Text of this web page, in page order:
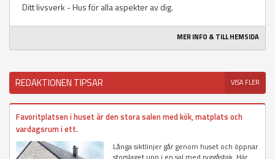
Ditt livsverk - Hus för alla aspekter av dig.
MER INFO & TILL HEMSIDA
REDAKTIONEN TIPSAR VISA FLER
Favoritplatsen i huset är den stora salen med kök, matplats och
vardagsrum i ett.
Långa siktlinjer går genom huset och öppnar